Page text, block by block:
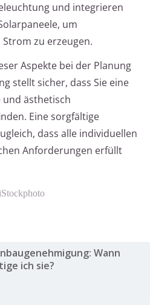
und integrieren
um
zu erzeugen.
Aspekte bei der Planung
stellt sicher, dass Sie eine
ästhetisch
Eine sorgfältige
dass alle individuellen
Anforderungen erfüllt
Wann
ich sie?